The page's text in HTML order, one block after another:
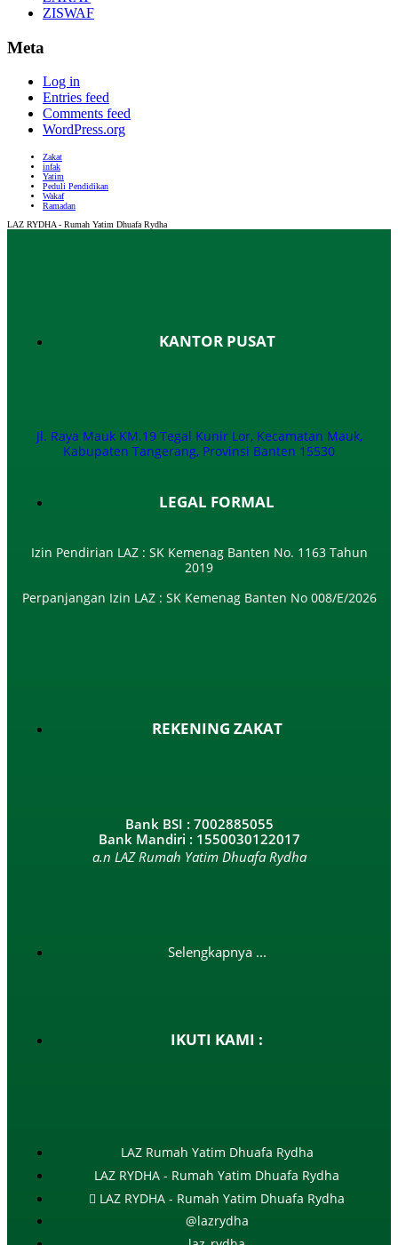
ZISWAF
Meta
Log in
Entries feed
Comments feed
WordPress.org
Zakat
infak
Yatim
Peduli Pendidikan
Wakaf
Ramadan
LAZ RYDHA - Rumah Yatim Dhuafa Rydha
KANTOR PUSAT
Jl. Raya Mauk KM.19 Tegal Kunir Lor, Kecamatan Mauk,
Kabupaten Tangerang, Provinsi Banten 15530
LEGAL FORMAL
Izin Pendirian LAZ : SK Kemenag Banten No. 1163 Tahun
2019
Perpanjangan Izin LAZ : SK Kemenag Banten No 008/E/2026​
REKENING ZAKAT
Bank BSI : 7002885055
Bank Mandiri : 1550030122017
a.n LAZ Rumah Yatim Dhuafa Rydha
Selengkapnya ...
IKUTI KAMI :
LAZ Rumah Yatim Dhuafa Rydha
LAZ RYDHA - Rumah Yatim Dhuafa Rydha
LAZ RYDHA - Rumah Yatim Dhuafa Rydha
@lazrydha